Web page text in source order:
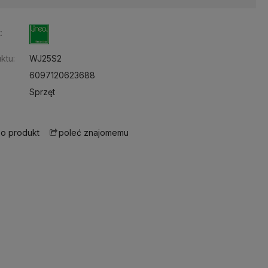
WJ25S2
6097120623688
Sprzęt
produkt poleć znajomemu